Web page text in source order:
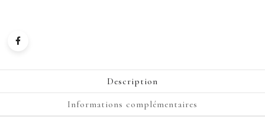
Description
Informations complémentaires